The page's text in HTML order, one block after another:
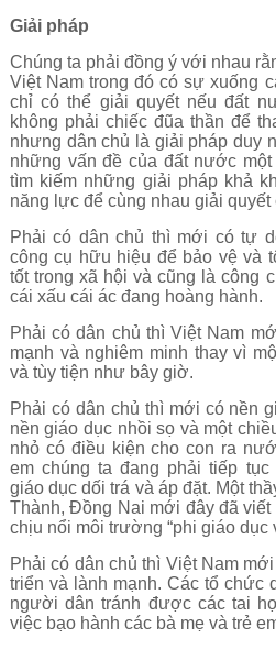
Giải pháp
Chúng ta phải đồng ý với nhau
Việt Nam trong đó có sự xuống
chỉ có thể giải quyết nếu đất
không phải chiếc đũa thần để
nhưng dân chủ là giải pháp duy
những vấn đề của đất nước
tìm kiếm những giải pháp khả
năng lực để cùng nhau giải quyết
Phải có dân chủ thì mới có tự
công cụ hữu hiệu để bảo vệ và
tốt trong xã hội và cũng là công
cái xấu cái ác đang hoàng hành.
Phải có dân chủ thì Việt Nam
mạnh và nghiêm minh thay vì
và tùy tiện như bây giờ.
Phải có dân chủ thì mới có nền
nền giáo dục nhồi sọ và một
nhỏ có điều kiện cho con ra
em chúng ta đang phải tiếp
giáo dục dối trá và áp đặt. Một
Thành, Đồng Nai mới đây đã
chịu nổi môi trường “phi giáo dục
Phải có dân chủ thì Việt Nam
triển và lành mạnh. Các tổ chức
người dân tránh được các tai
việc bạo hành các bà mẹ và trẻ